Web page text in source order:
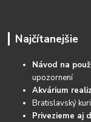
Najčítanejšie
Návod na
upozornení
Akvárium
Bratislavský
Privezieme aj